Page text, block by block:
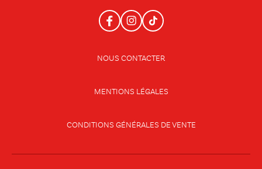
NOUS CONTACTER
MENTIONS LÉGALES
CONDITIONS GÉNÉRALES DE VENTE